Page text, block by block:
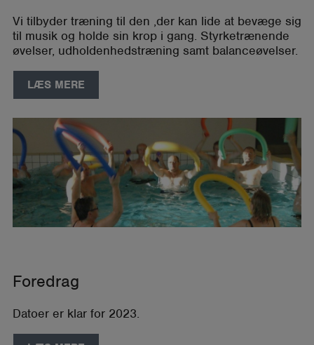
Vi tilbyder træning til den ,der kan lide at bevæge sig
til musik og holde sin krop i gang. Styrketrænende
øvelser, udholdenhedstræning samt balanceøvelser.
LÆS MERE
Foredrag
Datoer er klar for 2023.